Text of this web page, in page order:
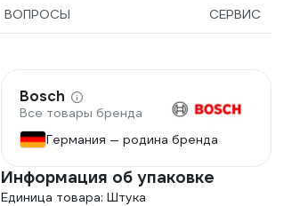
ВОПРОСЫ СЕРВИС
Bosch
Все товары бренда
Германия — родина бренда
Информация об упаковке
Единица товара: Штука